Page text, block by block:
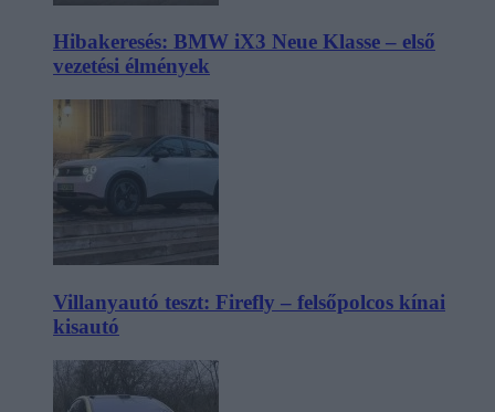
Hibakeresés: BMW iX3 Neue Klasse – első
vezetési élmények
Villanyautó teszt: Firefly – felsőpolcos kínai
kisautó